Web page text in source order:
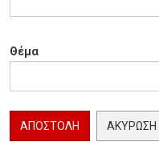
Θέμα
ΑΠΟΣΤΟΛΉ ΑΚΎΡΩΣΗ